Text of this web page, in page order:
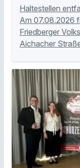
Haltestellen
Am 07.08.2026
Friedberger
Aichacher